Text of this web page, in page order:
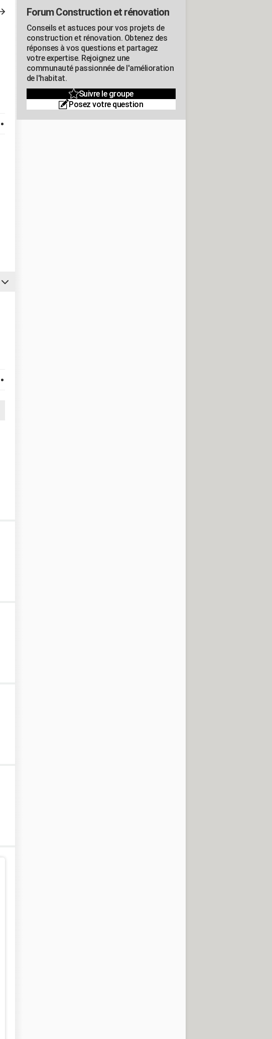
Forum Construction et rénovation
Conseils et astuces pour vos projets de
construction et rénovation. Obtenez des
réponses à vos questions et partagez
votre expertise. Rejoignez une
communauté passionnée de l'amélioration
de l'habitat.
Suivre le groupe
Posez votre question